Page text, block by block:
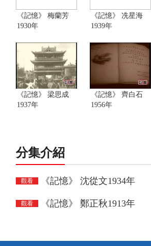
《記憶》 梅蘭芳
1930年
《記憶》 冼星海
1939年
《記憶》 梁思成
1937年
《記憶》 齊白石
1956年
分集介紹
觀看 《記憶》 沈從文1934年
觀看 《記憶》 鄭正秋1913年